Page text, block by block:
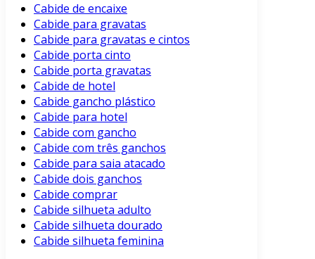
Cabide de encaixe
Cabide para gravatas
Cabide para gravatas e cintos
Cabide porta cinto
Cabide porta gravatas
Cabide de hotel
Cabide gancho plástico
Cabide para hotel
Cabide com gancho
Cabide com três ganchos
Cabide para saia atacado
Cabide dois ganchos
Cabide comprar
Cabide silhueta adulto
Cabide silhueta dourado
Cabide silhueta feminina